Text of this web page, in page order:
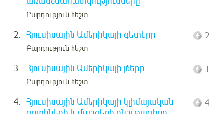
Բարդություն հեշտ
2. Հյուսիսային Ամերիկայի գետերը
Բարդություն հեշտ
2
3. Հյուսիսային Ամերիկայի լճերը
Բարդություն հեշտ
1
4. Հյուսիսային Ամերիկայի կլիմայական
4